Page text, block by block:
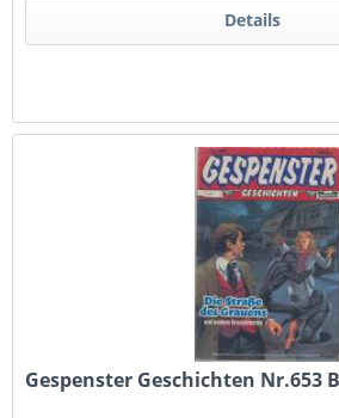
Details
Gespenster Geschichten Nr.653